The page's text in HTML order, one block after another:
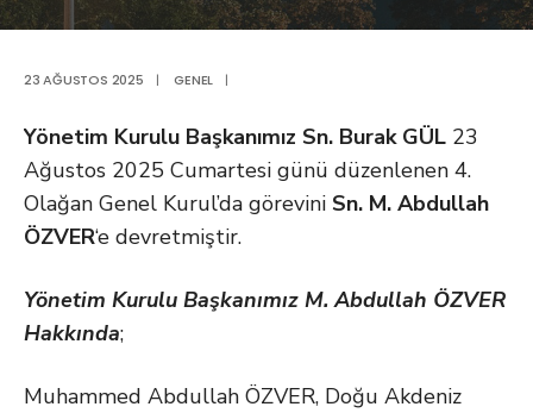
23 AĞUSTOS 2025 | GENEL |
Yönetim Kurulu Başkanımız Sn. Burak GÜL 23
Ağustos 2025 Cumartesi günü düzenlenen 4.
Olağan Genel Kurul’da görevini Sn. M. Abdullah
ÖZVER‘e devretmiştir.
Yönetim Kurulu Başkanımız M. Abdullah ÖZVER
Hakkında;
Muhammed Abdullah ÖZVER, Doğu Akdeniz